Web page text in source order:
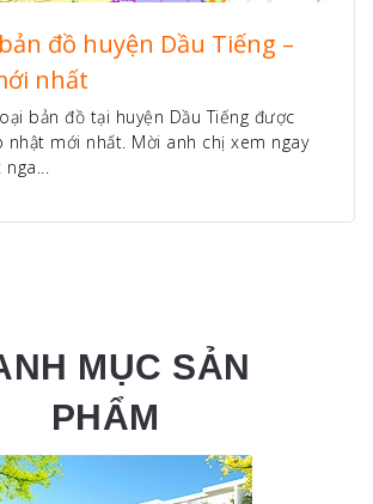
đồ huyện Dầu Tiếng –
nhất
bản đồ tại huyện Dầu Tiếng được
nhật mới nhất. Mời anh chị xem ngay
MỤC SẢN
PHẨM